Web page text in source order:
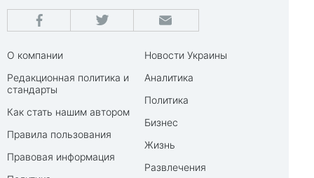
О компании
Редакционная политика и
стандарты
Как стать нашим автором
Правила пользования
Правовая информация
Новости Украины
Аналитика
Политика
Бизнес
Жизнь
Развлечения